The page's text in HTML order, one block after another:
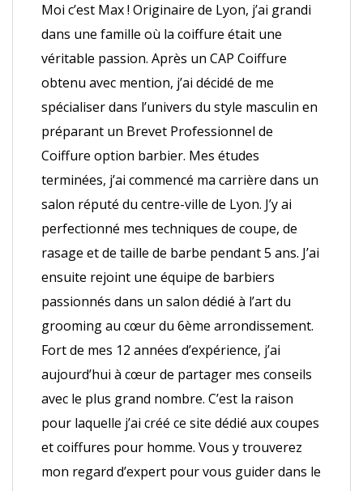
Moi c’est Max ! Originaire de Lyon, j’ai grandi
dans une famille où la coiffure était une
véritable passion. Après un CAP Coiffure
obtenu avec mention, j’ai décidé de me
spécialiser dans l’univers du style masculin en
préparant un Brevet Professionnel de
Coiffure option barbier. Mes études
terminées, j’ai commencé ma carrière dans un
salon réputé du centre-ville de Lyon. J’y ai
perfectionné mes techniques de coupe, de
rasage et de taille de barbe pendant 5 ans. J’ai
ensuite rejoint une équipe de barbiers
passionnés dans un salon dédié à l’art du
grooming au cœur du 6ème arrondissement.
Fort de mes 12 années d’expérience, j’ai
aujourd’hui à cœur de partager mes conseils
avec le plus grand nombre. C’est la raison
pour laquelle j’ai créé ce site dédié aux coupes
et coiffures pour homme. Vous y trouverez
mon regard d’expert pour vous guider dans le